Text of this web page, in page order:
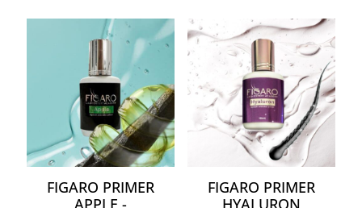
FIGARO PRIMER
APPLE -
FIGARO PRIMER
HYALURON